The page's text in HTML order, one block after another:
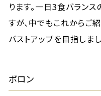
ります。一日3食バラン
すが、中でもこれからご
バストアップを目指しまし
ボロン